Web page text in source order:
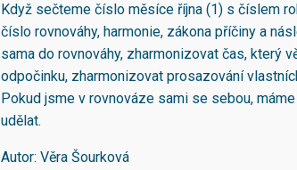
Když sečteme číslo měsíce října (1) s číslem
číslo rovnováhy, harmonie, zákona příčiny a
sama do rovnováhy, zharmonizovat čas, který
odpočinku, zharmonizovat prosazování
Pokud jsme v rovnováze sami se sebou,
udělat.
Autor: Věra Šourková